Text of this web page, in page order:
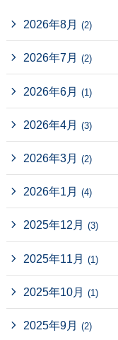
2026年8月 (2)
2026年7月 (2)
2026年6月 (1)
2026年4月 (3)
2026年3月 (2)
2026年1月 (4)
2025年12月 (3)
2025年11月 (1)
2025年10月 (1)
2025年9月 (2)